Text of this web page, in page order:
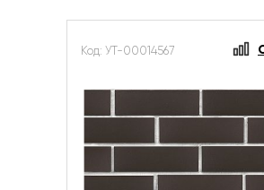
Код: УТ-00014567